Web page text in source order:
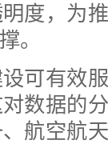
度，为
。
有效服
数据的
航空航